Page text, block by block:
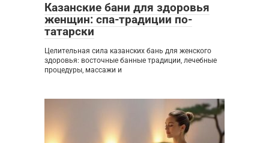
Казанские бани для здоровья
женщин: спа-традиции по-
татарски
Целительная сила казанских бань для женского
здоровья: восточные банные традиции, лечебные
процедуры, массажи и